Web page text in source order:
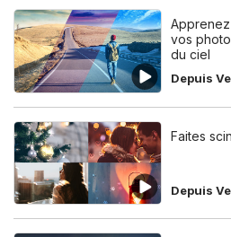
vos
du ciel
Depuis
Faites
Depuis